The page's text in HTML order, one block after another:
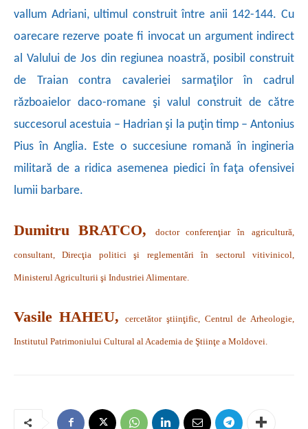
vallum Adriani, ultimul construit între anii 142-144. Cu
oarecare rezerve poate fi invocat un argument indirect
al Valului de Jos din regiunea noastră, posibil construit
de Traian contra cavaleriei sarmaţilor în cadrul
războaielor daco-romane şi valul construit de către
succesorul acestuia – Hadrian şi la puţin timp – Antonius
Pius în Anglia. Este o succesiune romană în ingineria
militară de a ridica asemenea piedici în faţa ofensivei
lumii barbare.
Dumitru BRATCO, doctor conferenţiar în agricultură,
consultant, Direcţia politici şi reglementări în sectorul vitivinicol,
Ministerul Agriculturii şi Industriei Alimentare.
Vasile HAHEU, cercetător ştiinţific, Centrul de Arheologie,
Institutul Patrimoniului Cultural al Academia de Ştiinţe a Moldovei.